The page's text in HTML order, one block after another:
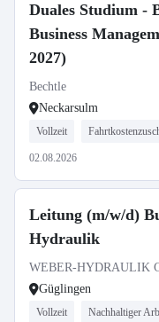
Duales Studium -
Business
2027)
Bechtle
Neckarsulm
Vollzeit
02.08.2026
Leitung (m/w/d)
Hydraulik
WEBER-HYDRAULIK
Güglingen
Vollzeit Nachhaltiger